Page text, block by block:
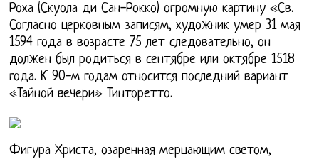
Роха (Скуола ди Сан-Рокко) огромную картину «Св.
Согласно церковным записям, художник умер 31 мая
1594 года в возрасте 75 лет следовательно, он
должен был родиться в сентябре или октябре 1518
года. К 90-м годам относится последний вариант
«Тайной вечери» Тинторетто.
Фигура Христа, озаренная мерцающим светом,